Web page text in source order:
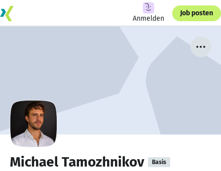
Anmelden
Job posten
Michael Tamozhnikov Basis